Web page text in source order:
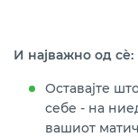
И најважно од сѐ:
Оставајте
себе - на
вашиот